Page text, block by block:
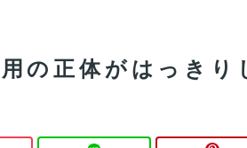
の正体がはっきり